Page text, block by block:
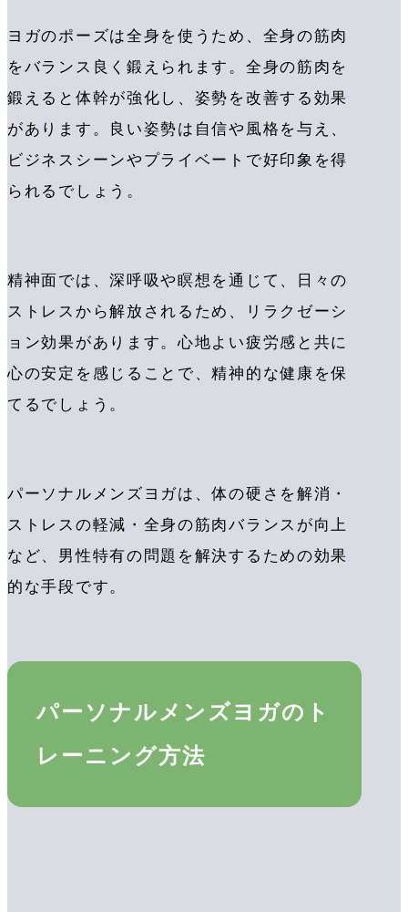
ヨガのポーズは全身を使うため、全身の筋肉
をバランス良く鍛えられます。全身の筋肉を
鍛えると体幹が強化し、姿勢を改善する効果
があります。良い姿勢は自信や風格を与え、
ビジネスシーンやプライベートで好印象を得
られるでしょう。
精神面では、深呼吸や瞑想を通じて、日々の
ストレスから解放されるため、リラクゼーシ
ョン効果があります。心地よい疲労感と共に
心の安定を感じることで、精神的な健康を保
てるでしょう。
パーソナルメンズヨガは、体の硬さを解消・
ストレスの軽減・全身の筋肉バランスが向上
など、男性特有の問題を解決するための効果
的な手段です。
パーソナルメンズヨガのト
レーニング方法